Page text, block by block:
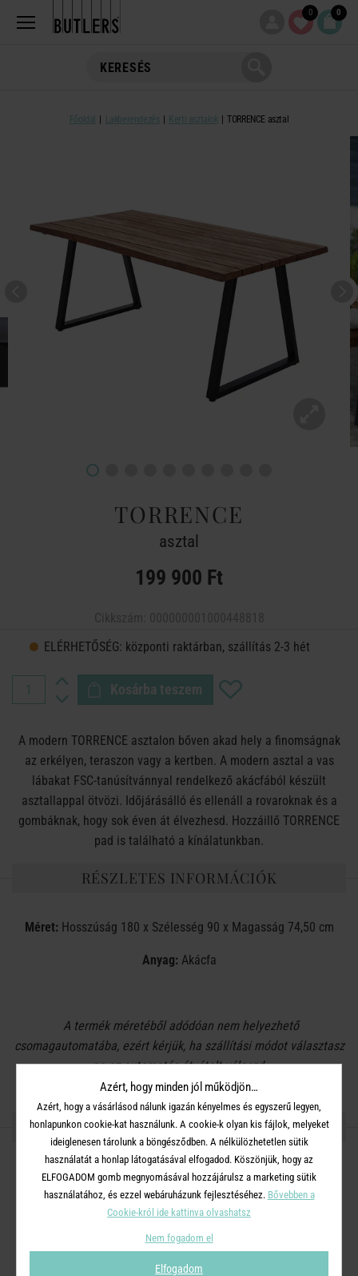
0 0
Főoldal Lakberendezés Kerti asztalok TORRENCE asztal
TORRENCE
asztal
199 900 Ft
ELÉRHETŐSÉG: központi raktárban, szállítás 2-3 hét
Kosárba teszem
A modern TORRENCE asztalon bőven akad hely a finomságnak
az erkélyen, teraszon vagy a kertben. A modern asztal a vas
lábakat FSC-tanúsítvánnyal rendelkező akácfából készült
asztallappal ötvözi. Időjárásálló és ellenáll a rovaroknak és a
gombáknak, hogy sok éven át élvezhesd. Hozzáillő TORRENCE
pad is található a kínálatunkban.
RÉSZLETES INFORMÁCIÓK
Méret:Hosszúság 180 x Szélesség 90 x Magasság 74,50 cm
Anyag:Akácfa
A termék méretéből adódóan nem helyezhető
csomagautomatába, ezért kérjük, ha szállítási módot választasz
ne az automatás átvételt válaszd.
OSZD MEG MÁSOKKAL!
A TERMÉKCSALÁD TOVÁBBI
TERMÉKEI
Azért, hogy minden jól működjön…
Azért, hogy a vásárlásod nálunk igazán kényelmes és egyszerű legyen,
honlapunkon cookie-kat használunk. A cookie-k olyan kis fájlok, melyeket
ideiglenesen tárolunk a böngésződben. A nélkülözhetetlen sütik
használatát a honlap látogatásával elfogadod. Köszönjük, hogy az
ELFOGADOM gomb megnyomásával hozzájárulsz a marketing sütik
használatához, és ezzel webáruházunk fejlesztéséhez. Bővebben a
Cookie-król ide kattinva olvashatsz
Nem fogadom el
Elfogadom